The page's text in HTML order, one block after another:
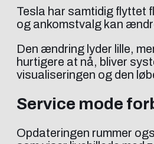
Tesla har samtidig flyttet
og ankomstvalg kan
Den ændring lyder lille,
hurtigere at nå, bliver
visualiseringen og den
Service mode
Opdateringen rummer